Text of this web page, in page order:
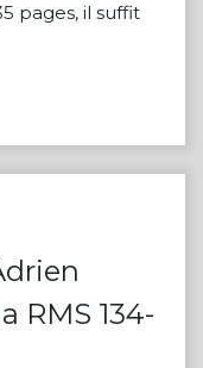
pages, il suffit
RMS 134-